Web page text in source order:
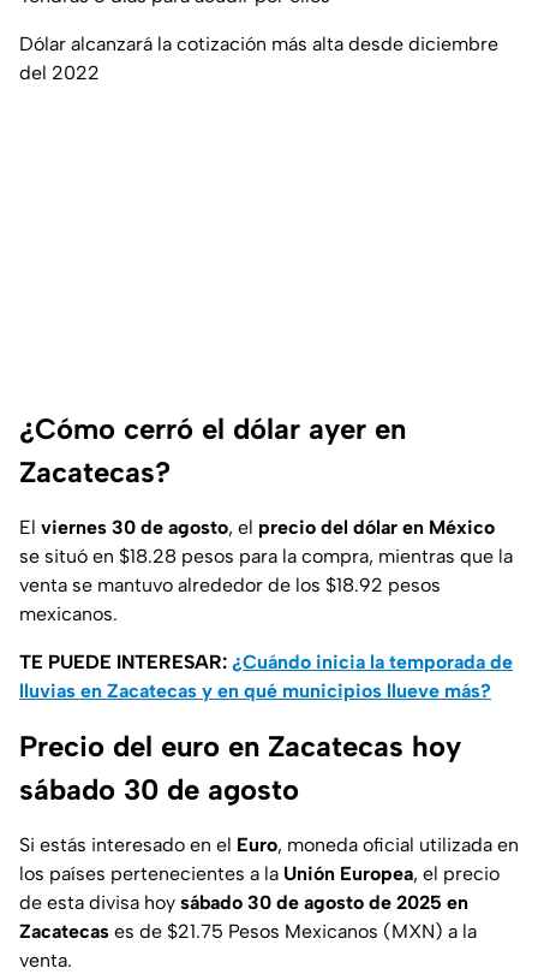
Dólar alcanzará la cotización más alta desde diciembre
del 2022
¿Cómo cerró el dólar ayer en
Zacatecas?
El viernes 30 de agosto, el precio del dólar en México
se situó en $18.28 pesos para la compra, mientras que la
venta se mantuvo alrededor de los $18.92 pesos
mexicanos.
TE PUEDE INTERESAR: ¿Cuándo inicia la temporada de
lluvias en Zacatecas y en qué municipios llueve más?
Precio del euro en Zacatecas hoy
sábado 30 de agosto
Si estás interesado en el Euro, moneda oficial utilizada en
los países pertenecientes a la Unión Europea, el precio
de esta divisa hoy sábado 30 de agosto de 2025 en
Zacatecas es de $21.75 Pesos Mexicanos (MXN) a la
venta.